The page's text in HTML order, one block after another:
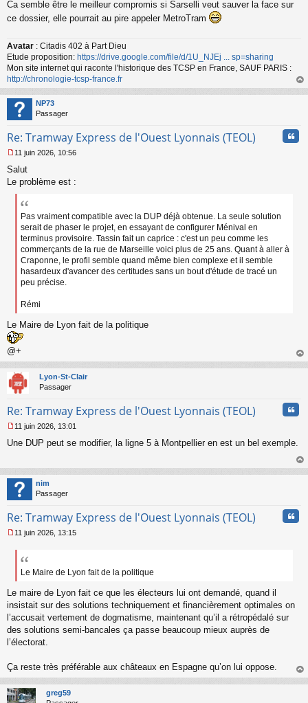
e
s
g
e
n
o
n
l
u
Ca semble être le meilleur compromis si Sarselli veut sauver la face sur
ce dossier, elle pourrait au pire appeler MetroTram
Avatar : Citadis 402 à Part Dieu
Etude proposition: https://drive.google.com/file/d/1U_NJEj ... sp=sharing
Mon site internet qui raconte l'historique des TCSP en France, SAUF PARIS :
http://chronologie-tcsp-france.fr
au
NP73
Passager
Re: Tramway Express de l'Ouest Lyonnais (TEOL)
e
s
11 juin 2026, 10:56
Salut
Le problème est :
Pas vraiment compatible avec la DUP déjà obtenue. La seule solution
serait de phaser le projet, en essayant de configurer Ménival en
terminus provisoire. Tassin fait un caprice : c'est un peu comme les
commerçants de la rue de Marseille voici plus de 25 ans. Quant à aller à
Craponne, le profil semble quand même bien complexe et il semble
hasardeux d'avancer des certitudes sans un bout d'étude de tracé un
peu précise.
Rémi
Le Maire de Lyon fait de la politique
@+
au
Lyon-St-Clair
Passager
Re: Tramway Express de l'Ouest Lyonnais (TEOL)
e
a
g
e
o
l
11 juin 2026, 13:01
Une DUP peut se modifier, la ligne 5 à Montpellier en est un bel exemple.
au
nim
Passager
Re: Tramway Express de l'Ouest Lyonnais (TEOL)
e
a
g
e
o
n
l
11 juin 2026, 13:15
Le Maire de Lyon fait de la politique
Le maire de Lyon fait ce que les électeurs lui ont demandé, quand il
insistait sur des solutions techniquement et financièrement optimales on
l’accusait vertement de dogmatisme, maintenant qu’il a rétropédalé sur
des solutions semi-bancales ça passe beaucoup mieux auprès de
l’électorat.
Ça reste très préférable aux châteaux en Espagne qu’on lui oppose.
au
greg59